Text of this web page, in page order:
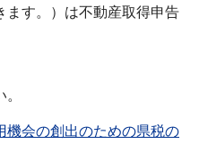
ます。）は不動産取得申告
機会の創出のための県税の